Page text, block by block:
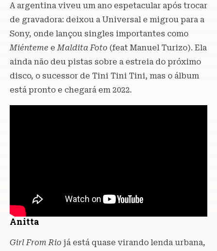
A argentina viveu um ano espetacular após trocar
de gravadora: deixou a Universal e migrou para a
Sony, onde lançou singles importantes como
Miénteme eMaldita Foto (feat Manuel Turizo). Ela
ainda não deu pistas sobre a estreia do próximo
disco, o sucessor de Tini Tini Tini, mas o álbum
está pronto e chegará em 2022.
Anitta
Girl From Rio já está quase virando lenda urbana,